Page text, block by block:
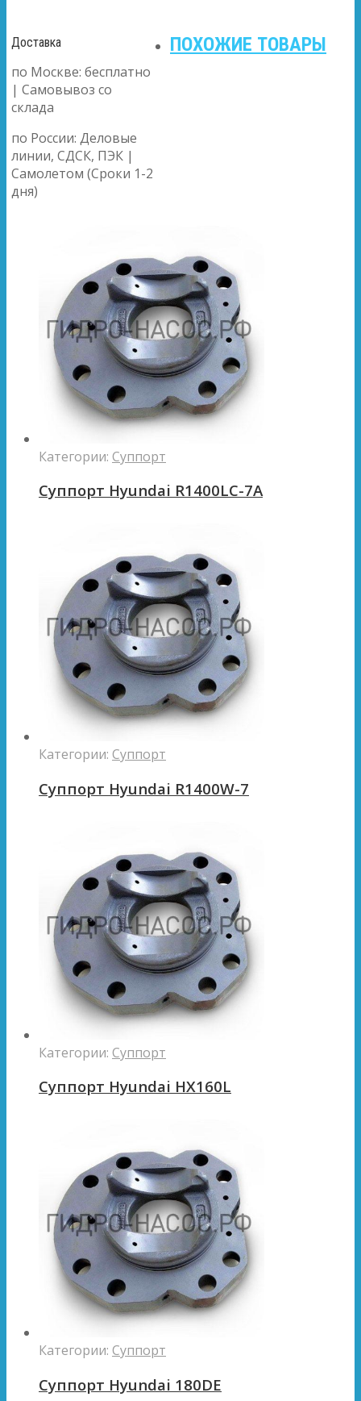
Доставка
по Москве: бесплатно
| Самовывоз со
склада
по России: Деловые
линии, СДСК, ПЭК |
Самолетом (Сроки 1-2
дня)
ПОХОЖИЕ ТОВАРЫ
Категории: Суппорт
Суппорт Hyundai R1400LC-7A
Категории: Суппорт
Суппорт Hyundai R1400W-7
Категории: Суппорт
Суппорт Hyundai HX160L
Категории: Суппорт
Суппорт Hyundai 180DE